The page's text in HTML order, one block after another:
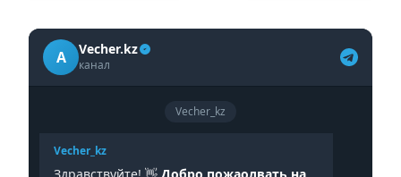
A Vecher.kz
канал
Vecher_kz
Vecher_kz